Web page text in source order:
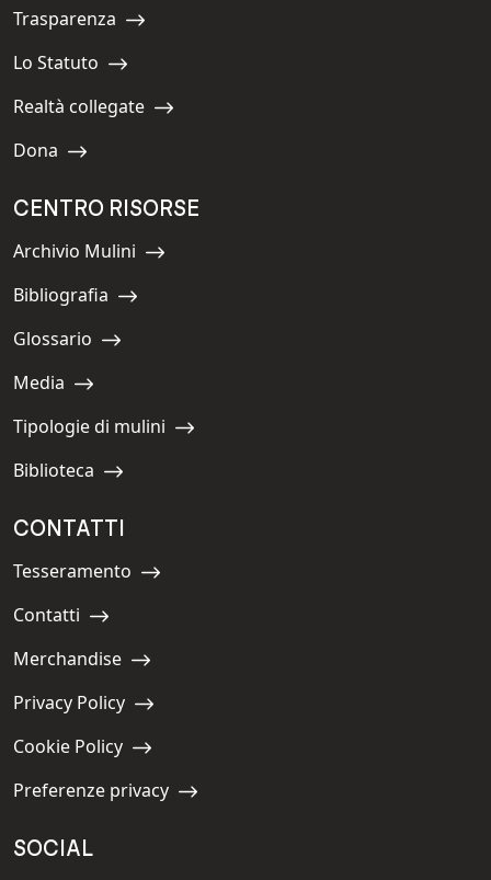
Navigate to:
Trasparenza
Navigate to:
Lo Statuto
Navigate to:
Realtà collegate
Navigate to:
Dona
CENTRO RISORSE
Navigate to:
Archivio Mulini
Navigate to:
Bibliografia
Navigate to:
Glossario
Navigate to:
Media
Navigate to:
Tipologie di mulini
Navigate to:
Biblioteca
CONTATTI
Navigate to:
Tesseramento
Navigate to:
Contatti
Navigate to:
Merchandise
Navigate to:
Privacy Policy
Navigate to:
Cookie Policy
Navigate to:
Preferenze privacy
SOCIAL